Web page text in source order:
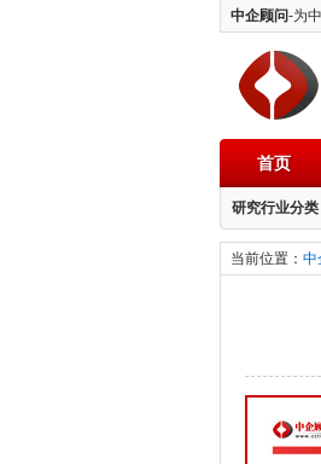
中企顾问-为
中企顾问
首页
研究行业分类
当前位置： 中